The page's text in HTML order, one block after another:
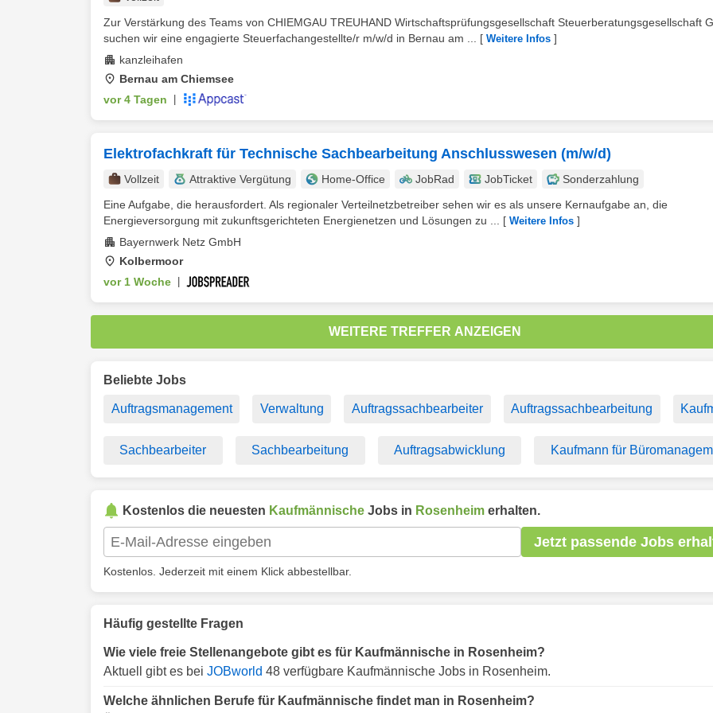
Zur Verstärkung des Teams von CHIEMGAU TREUHAND Wirtschaftsprüfungsgesellschaft Steuerberatungsgesellschaft
suchen wir eine engagierte Steuerfachangestellte/r m/w/d in Bernau am ...
[ Weitere Infos ]
kanzleihafen
Bernau am Chiemsee
vor 4 Tagen
Elektrofachkraft für Technische Sachbearbeitung Anschlusswesen (m/w/d)
Vollzeit Attraktive Vergütung Home-Office JobRad JobTicket
Sonderzahlung
Eine Aufgabe, die herausfordert. Als regionaler Verteilnetzbetreiber sehen wir es als unsere Kernaufgabe an, die
Energieversorgung mit zukunftsgerichteten Energienetzen und Lösungen zu ...
[ Weitere Infos ]
Bayernwerk Netz GmbH
Kolbermoor
vor 1 Woche
WEITERE TREFFER ANZEIGEN
Beliebte Jobs
Auftragsmanagement Verwaltung Auftragssachbearbeiter Auftragssachbearbeitung
Sachbearbeiter Sachbearbeitung Auftragsabwicklung Kaufmann für
Kostenlos die neuesten Kaufmännische Jobs in Rosenheim erhalten.
Jetzt passende Jobs
Kostenlos. Jederzeit mit einem Klick abbestellbar.
Häufig gestellte Fragen
Wie viele freie Stellenangebote gibt es für Kaufmännische in Rosenheim?
Aktuell gibt es bei JOBworld 48 verfügbare Kaufmännische Jobs in Rosenheim.
Welche ähnlichen Berufe für Kaufmännische findet man in Rosenheim?